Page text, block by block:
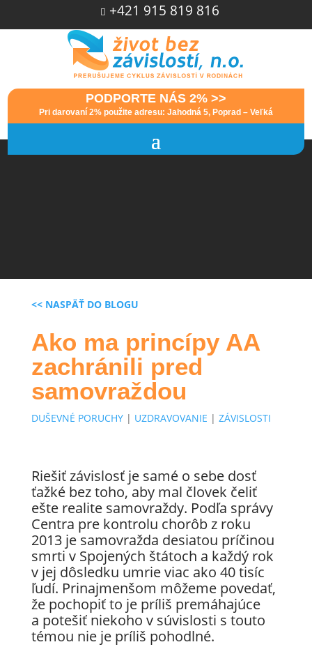
 +421 915 819 816
PODPORTE NÁS 2% >>
Pri darovaní 2% použite adresu: Jahodná 5, Poprad – Veľká
<< NASPÄŤ DO BLOGU
Ako ma princípy AA
zachránili pred
samovraždou
DUŠEVNÉ PORUCHY| UZDRAVOVANIE | ZÁVISLOSTI
Riešiť závislosť je samé o sebe dosť
ťažké bez toho, aby mal človek čeliť
ešte realite samovraždy. Podľa správy
Centra pre kontrolu chorôb z roku
2013 je samovražda desiatou príčinou
smrti v Spojených štátoch a každý rok
v jej dôsledku umrie viac ako 40 tisíc
ľudí. Prinajmenšom môžeme povedať,
že pochopiť to je príliš premáhajúce
a potešiť niekoho v súvislosti s touto
témou nie je príliš pohodlné.